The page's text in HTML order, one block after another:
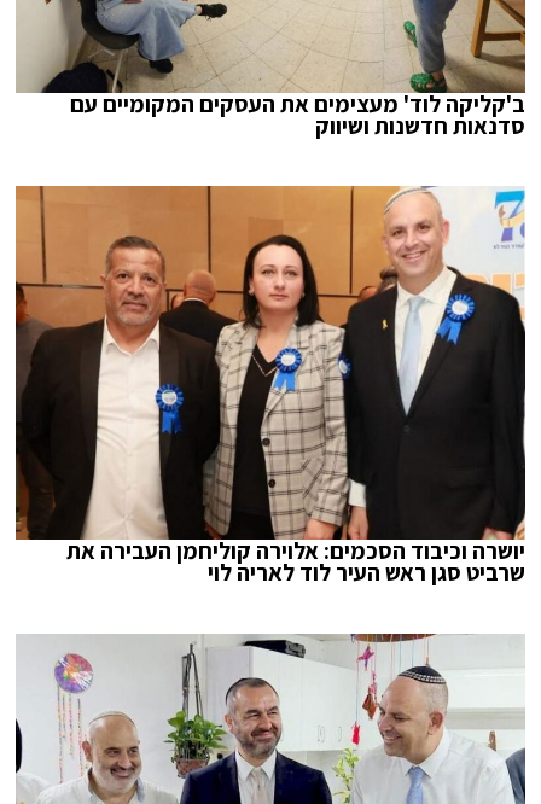
ב'קליקה לוד' מעצימים את העסקים המקומיים עם
סדנאות חדשנות ושיווק
יושרה וכיבוד הסכמים: אלוירה קוליחמן העבירה את
שרביט סגן ראש העיר לוד לאריה לוי